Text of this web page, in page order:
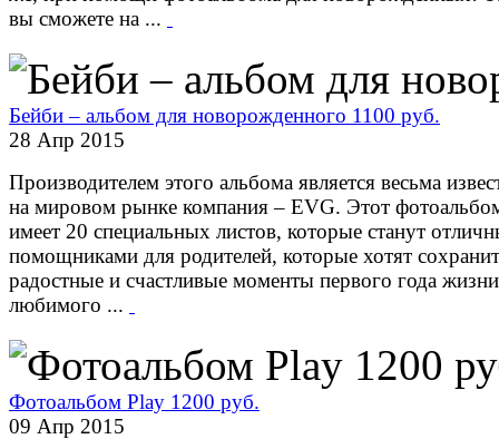
вы сможете на ...
Бейби – альбом для новорожденного 1100 руб.
28 Апр 2015
Производителем этого альбома является весьма
на мировом рынке компания – EVG. Этот
имеет 20 специальных листов, которые станут
помощниками для родителей, которые хотят
радостные и счастливые моменты первого года
любимого ...
Фотоальбом Play 1200 руб.
09 Апр 2015